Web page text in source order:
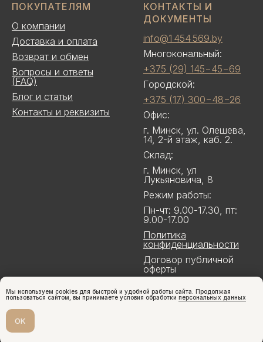
Мы используем cookies для быстрой и удобной работы сайта. Продолжая
пользоваться сайтом, вы принимаете условия обработки персональных данных
OK
ПОКУПАТЕЛЯМ
О компании
Доставка и оплата
Возврат и обмен
Вопросы и ответы
(FAQ)
Блог и статьи
Контакты и реквизиты
КОНТАКТЫ И
ДОКУМЕНТЫ
info@1 454 569.by
Многокональный:
+375 (29) 145−45−69
Городской:
+375 (17) 300−48−26
Офис:
г. Минск, ул. Олешева,
14, 2-й этаж, каб. 2.
Склад:
г. Минск, ул
Лукьяновича, 8
Режим работы:
Пн-чт: 9.00-17.30, пт:
9.00-17.00
Политика
конфиденциальности
Договор публичной
оферты